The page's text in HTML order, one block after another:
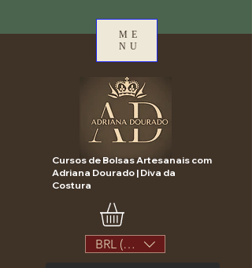
ME
NU
Cursos de Bolsas Artesanais com
Adriana Dourado | Diva da
Costura
BRL (R$)